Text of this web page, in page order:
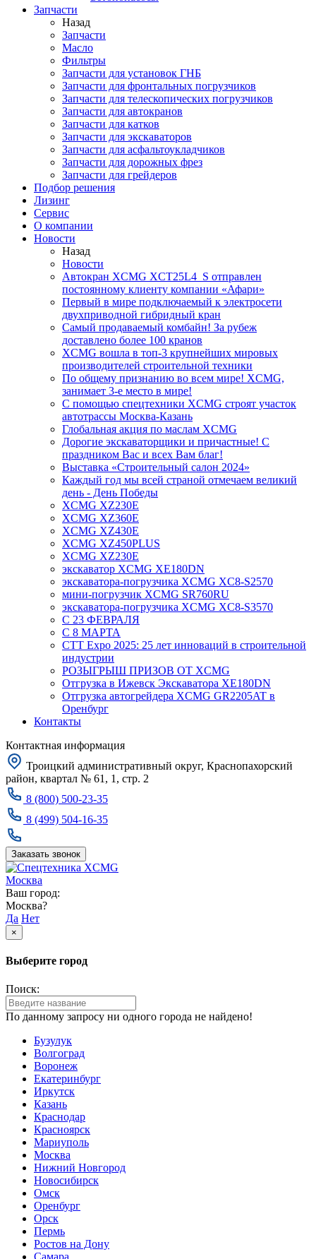
Запчасти
Назад
Запчасти
Масло
Фильтры
Запчасти для установок ГНБ
Запчасти для фронтальных погрузчиков
Запчасти для телескопических погрузчиков
Запчасти для автокранов
Запчасти для катков
Запчасти для экскаваторов
Запчасти для асфальтоукладчиков
Запчасти для дорожных фрез
Запчасти для грейдеров
Подбор решения
Лизинг
Сервис
О компании
Новости
Назад
Новости
Автокран XCMG XCT25L4_S отправлен
постоянному клиенту компании «Афари»
Первый в мире подключаемый к электросети
двухприводной гибридный кран
Самый продаваемый комбайн! За рубеж
доставлено более 100 кранов
XCMG вошла в топ-3 крупнейших мировых
производителей строительной техники
По общему признанию во всем мире! XCMG,
занимает 3-е место в мире!
С помощью спецтехники XCMG строят участок
автотрассы Москва-Казань
Глобальная акция по маслам XCMG
Дорогие экскаваторщики и причастные! С
праздником Вас и всех Вам благ!
Выставка «Строительный салон 2024»
Каждый год мы всей страной отмечаем великий
день - День Победы
XCMG XZ230E
XCMG XZ360E
XCMG XZ430E
XCMG XZ450PLUS
XCMG XZ230E
экскаватор XCMG XE180DN
экскаватора-погрузчика XCMG XC8-S2570
мини-погрузчик XCMG SR760RU
экскаватора-погрузчика XCMG XC8-S3570
С 23 ФЕВРАЛЯ
С 8 МАРТА
CTT Expo 2025: 25 лет инноваций в строительной
индустрии
РОЗЫГРЫШ ПРИЗОВ ОТ XCMG
Отгрузка в Ижевск Экскаватора XE180DN
Отгрузка автогрейдера XCMG GR2205AT в
Оренбург
Контакты
Контактная информация
Троицкий административный округ, Краснопахорский
район, квартал № 61, 1, стр. 2
8 (800) 500-23-35
8 (499) 504-16-35
Заказать звонок
Москва
Ваш город:
Москва?
Да Нет
×
Выберите город
Поиск:
По данному запросу ни одного города не найдено!
Бузулук
Волгоград
Воронеж
Екатеринбург
Иркутск
Казань
Краснодар
Красноярск
Мариуполь
Москва
Нижний Новгород
Новосибирск
Омск
Оренбург
Орск
Пермь
Ростов на Дону
Самара